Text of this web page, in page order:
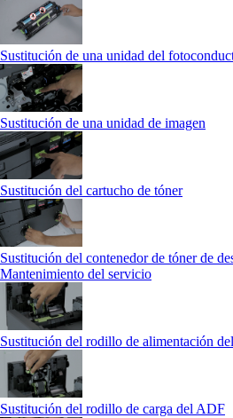
Sustitución de una unidad del
Sustitución de una unidad de imagen
Sustitución del cartucho de tóner
Sustitución del contenedor de tóner de
Mantenimiento del servicio
Sustitución del rodillo de alimentación
Sustitución del rodillo de carga del ADF